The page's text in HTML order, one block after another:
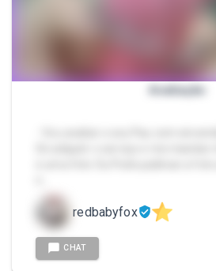
Avaliação
redbabyfox
CHAT